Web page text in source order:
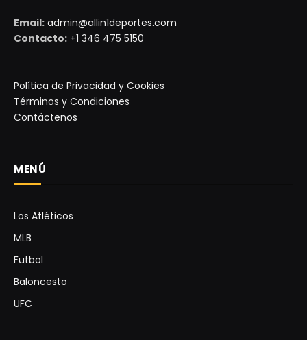
Email: admin@allin1deportes.com
Contacto: +1 346 475 5150
Política de Privacidad y Cookies
Términos y Condiciones
Contáctenos
MENÚ
Los Atléticos
MLB
Futbol
Baloncesto
UFC